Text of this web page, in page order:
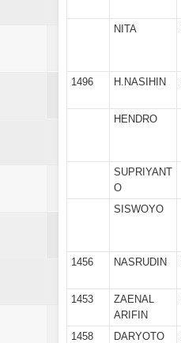
NITA
1496
H.NASIHIN
HENDRO
SUPRIYANT
O
SISWOYO
1456
NASRUDIN
1453
ZAENAL
ARIFIN
1458
DARYOTO